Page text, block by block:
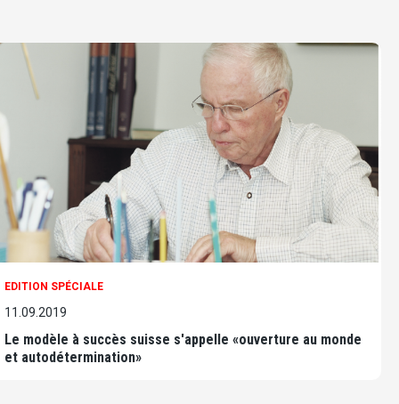
EDITION SPÉCIALE
11.09.2019
Le modèle à succès suisse s'appelle «ouverture au monde
et autodétermination»